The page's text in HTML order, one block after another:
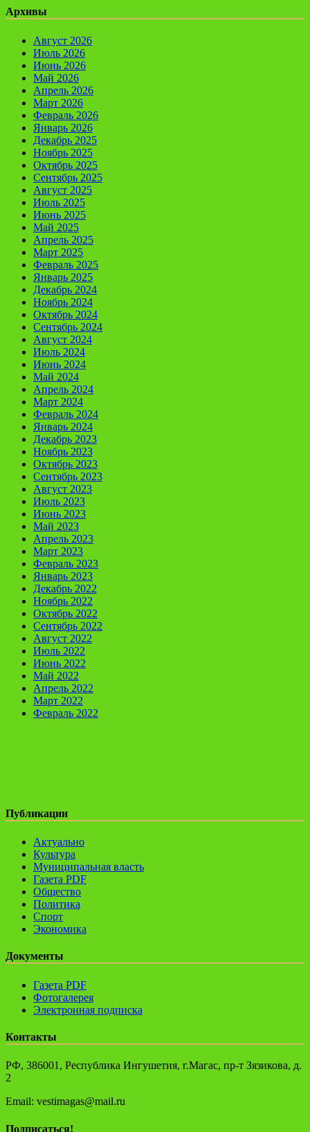
Архивы
Август 2026
Июль 2026
Июнь 2026
Май 2026
Апрель 2026
Март 2026
Февраль 2026
Январь 2026
Декабрь 2025
Ноябрь 2025
Октябрь 2025
Сентябрь 2025
Август 2025
Июль 2025
Июнь 2025
Май 2025
Апрель 2025
Март 2025
Февраль 2025
Январь 2025
Декабрь 2024
Ноябрь 2024
Октябрь 2024
Сентябрь 2024
Август 2024
Июль 2024
Июнь 2024
Май 2024
Апрель 2024
Март 2024
Февраль 2024
Январь 2024
Декабрь 2023
Ноябрь 2023
Октябрь 2023
Сентябрь 2023
Август 2023
Июль 2023
Июнь 2023
Май 2023
Апрель 2023
Март 2023
Февраль 2023
Январь 2023
Декабрь 2022
Ноябрь 2022
Октябрь 2022
Сентябрь 2022
Август 2022
Июль 2022
Июнь 2022
Май 2022
Апрель 2022
Март 2022
Февраль 2022
Публикации
Актуально
Культура
Муниципальная власть
Газета PDF
Общество
Политика
Спорт
Экономика
Документы
Газета PDF
Фотогалерея
Электронная подписка
Контакты
РФ, 386001, Республика Ингушетия, г.Магас, пр-т Зязикова, д.
2
Email: vestimagas@mail.ru
Подписаться!